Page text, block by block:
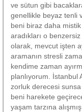
ve sütun gibi
genellikle beyaz tenli
beni biraz daha mistik
aradıkları o
olarak, mevcut işten
aramanın stresli
kendime zaman
planlıyorum. İstanbul
zorluk derecesi
beni harekete
yaşam tarzına